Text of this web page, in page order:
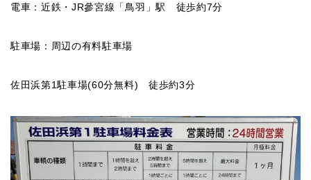
電車：近鉄・JR參宮線「鳥羽」駅 徒歩約7分
駐車場：周辺の有料駐車場
佐田浜第1駐車場(60分無料) 徒歩約3分